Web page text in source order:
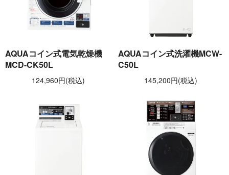
AQUAコイン式電気乾燥機
MCD-CK50L
124,960円(税込)
AQUAコイン式洗濯機MCW-
C50L
145,200円(税込)